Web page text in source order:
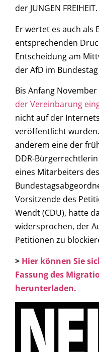
der JUNGEN FREIHEIT.
Er wertet es auch als
entsprechenden
Entscheidung am
der AfD im
Bis Anfang
der Vereinbarung
nicht auf der
veröffentlicht
anderem eine der
DDR-
eines Mitarbeiters
Vorsitzende des
Wendt (CDU), hatte
widersprochen, der
Petitionen zu
> Hier können Sie
Fassung des
herunterladen.